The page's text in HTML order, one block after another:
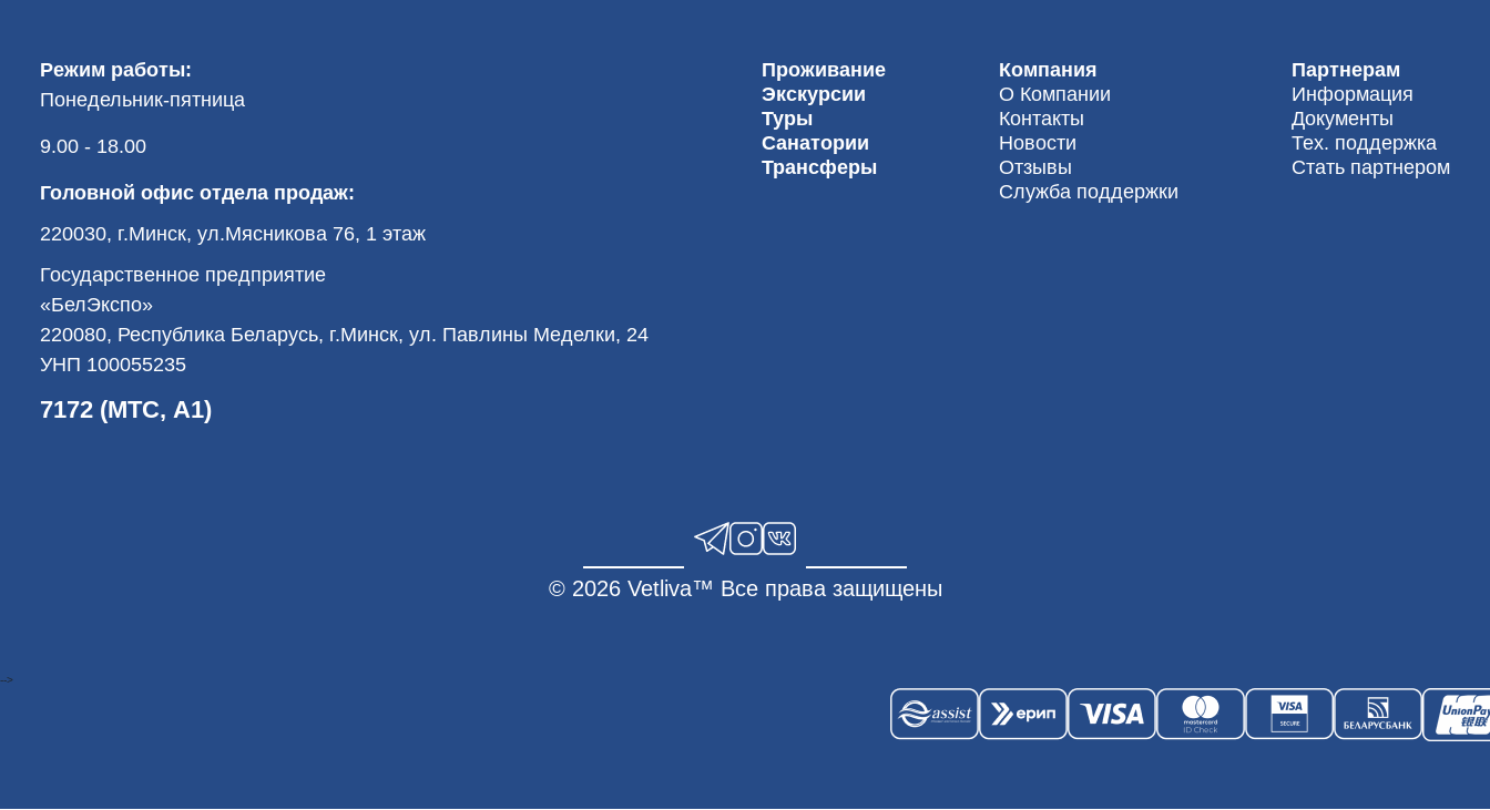
Режим работы:
Понедельник-пятница
9.00 - 18.00
Головной офис отдела продаж:
220030, г.Минск, ул.Мясникова 76, 1 этаж
Государственное предприятие
«БелЭкспо»
220080, Республика Беларусь, г.Минск, ул. Павлины Меделки, 24
УНП 100055235
7172 (МТС, А1)
Проживание
Экскурсии
Туры
Санатории
Трансферы
Компания
О Компании
Контакты
Новости
Отзывы
Служба поддержки
Партнерам
Информация
Документы
Тех. поддержка
Стать партнером
© 2026 Vetliva™ Все права защищены
-->